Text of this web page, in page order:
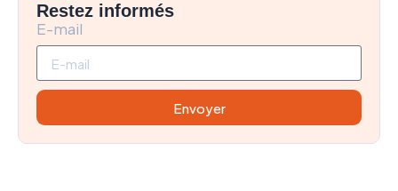
Restez informés
E-mail
Envoyer